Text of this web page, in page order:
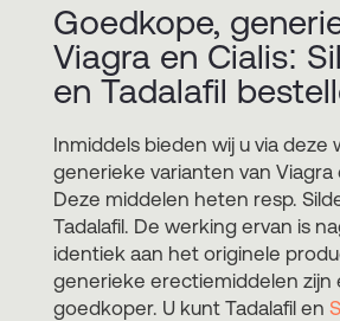
Goedkope,
Viagra en Cialis:
en Tadalafil
Inmiddels bieden wij u via deze
generieke varianten van Viagra
Deze middelen heten resp.
Tadalafil. De werking ervan is
identiek aan het originele
generieke erectiemiddelen zijn
goedkoper. U kunt Tadalafil en